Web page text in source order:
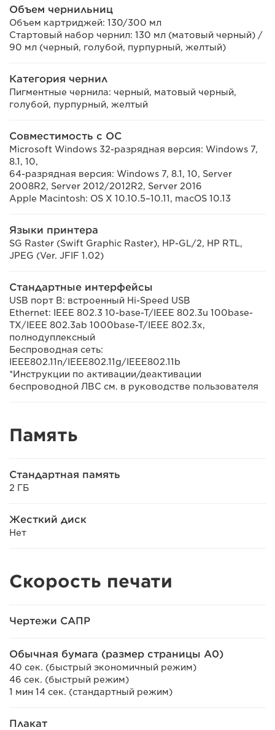
Объем чернильниц
Объем картриджей: 130/300 мл
Стартовый набор чернил: 130 мл (матовый черный) /
90 мл (черный, голубой, пурпурный, желтый)
Категория чернил
Пигментные чернила: черный, матовый черный,
голубой, пурпурный, желтый
Совместимость с ОС
Microsoft Windows 32-разрядная версия: Windows 7,
8.1, 10,
64-разрядная версия: Windows 7, 8.1, 10, Server
2008R2, Server 2012/2012R2, Server 2016
Apple Macintosh: OS X 10.10.5–10.11, macOS 10.13
Языки принтера
SG Raster (Swift Graphic Raster), HP-GL/2, HP RTL,
JPEG (Ver. JFIF 1.02)
Стандартные интерфейсы
USB порт B: встроенный Hi-Speed USB
Ethernet: IEEE 802.3 10-base-T/IEEE 802.3u 100base-
TX/IEEE 802.3ab 1000base-T/IEEE 802.3x,
полнодуплексный
Беспроводная сеть:
IEEE802.11n/IEEE802.11g/IEEE802.11b
*Инструкции по активации/деактивации
беспроводной ЛВС см. в руководстве пользователя
Память
Стандартная память
2 ГБ
Жесткий диск
Нет
Скорость печати
Чертежи САПР
Обычная бумага (размер страницы A0)
40 сек. (быстрый экономичный режим)
46 сек. (быстрый режим)
1 мин 14 сек. (стандартный режим)
Плакат